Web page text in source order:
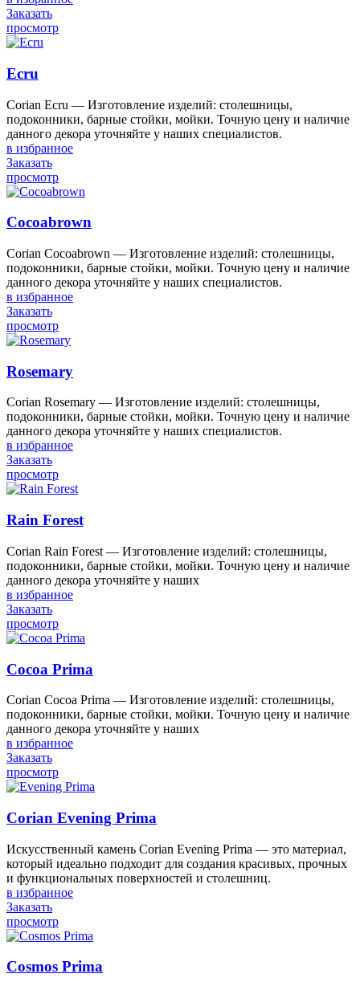
Заказать
просмотр
Ecru
Corian Ecru — Изготовление изделий: столешницы,
подоконники, барные стойки, мойки. Точную цену и наличие
данного декора уточняйте у наших специалистов.
в избранное
Заказать
просмотр
Cocoabrown
Corian Cocoabrown — Изготовление изделий: столешницы,
подоконники, барные стойки, мойки. Точную цену и наличие
данного декора уточняйте у наших специалистов.
в избранное
Заказать
просмотр
Rosemary
Corian Rosemary — Изготовление изделий: столешницы,
подоконники, барные стойки, мойки. Точную цену и наличие
данного декора уточняйте у наших специалистов.
в избранное
Заказать
просмотр
Rain Forest
Corian Rain Forest — Изготовление изделий: столешницы,
подоконники, барные стойки, мойки. Точную цену и наличие
данного декора уточняйте у наших
в избранное
Заказать
просмотр
Cocoa Prima
Corian Cocoa Prima — Изготовление изделий: столешницы,
подоконники, барные стойки, мойки. Точную цену и наличие
данного декора уточняйте у наших
в избранное
Заказать
просмотр
Corian Evening Prima
Искусственный камень Corian Evening Prima — это материал,
который идеально подходит для создания красивых, прочных
и функциональных поверхностей и столешниц.
в избранное
Заказать
просмотр
Cosmos Prima